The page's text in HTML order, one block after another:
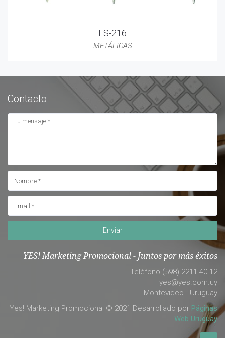
LS-216
METÁLICAS
Contacto
Enviar
YES! Marketing Promocional - Juntos por más éxitos
Teléfono (598) 2211 40 12
yes@yes.com.uy
Montevideo - Uruguay
Yes! Marketing Promocional © 2021 Desarrollado por Páginas
Web Uruguay